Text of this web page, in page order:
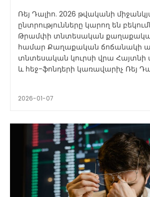
Ռեյ Դալիո. 2026 թվականի
ընտրությունները կարող են
Թրամփի տնտեսական
համար Քաղաքական ճոճանակի ազդեցությունը
տնտեսական կուրսի վրա Հայտնի միլիարդատեր
և հեջ-ֆոնդերի կառավարիչ Ռեյ
2026-01-07